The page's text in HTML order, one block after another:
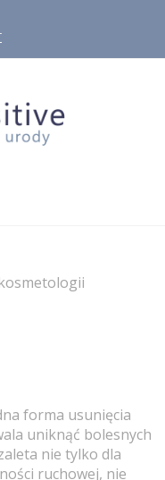
forma usunięcia
uniknąć bolesnych
nie tylko dla
ruchowej, nie